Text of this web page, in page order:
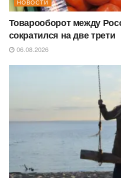
НОВОСТИ
Товарооборот между
сократился на две трети
06.08.2026